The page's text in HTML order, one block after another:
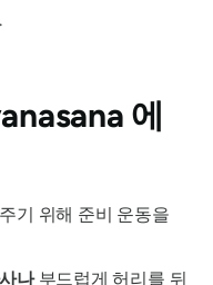
에
기 위해 준비 운동을
나 부드럽게 허리를 뒤